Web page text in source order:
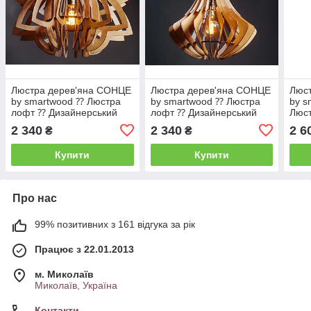
Люстра дерев'яна СОНЦЕ
by smartwood ⁇ Люстра
лофт ⁇ Дизайнерський
2 340 ₴
Купити
Люстра дерев'яна СОНЦЕ
by smartwood ⁇ Люстра
лофт ⁇ Дизайнерський
2 340₴
Купити
by
2
Про нас
99% позитивних з 161 відгука за рік
Працює з 22.01.2013
м. Миколаїв
Миколаїв, Україна